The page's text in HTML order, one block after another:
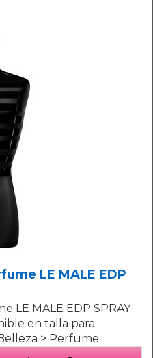
LE MALE EDP
LE MALE EDP SPRAY
en talla para
> Perfume